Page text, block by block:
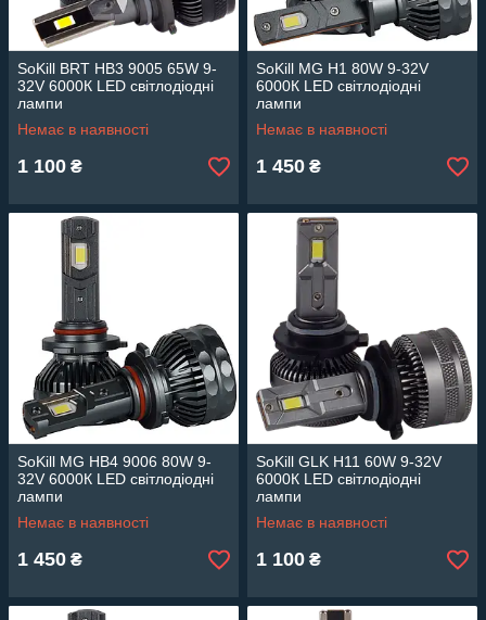
SoKill BRT HB3 9005 65W 9-
32V 6000К LED світлодіодні
лампи
Немає в наявності
1 100 ₴
SoKill MG H1 80W 9-32V
6000К LED світлодіодні
лампи
Немає в наявності
1 450 ₴
SoKill MG HB4 9006 80W 9-
32V 6000К LED світлодіодні
лампи
Немає в наявності
1 450 ₴
SoKill GLK H11 60W 9-32V
6000К LED світлодіодні
лампи
Немає в наявності
1 100 ₴